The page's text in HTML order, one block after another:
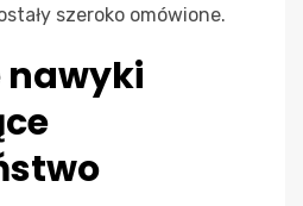
szeroko omówione.
nawyki